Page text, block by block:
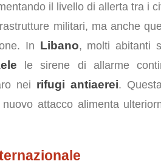
il livello di allerta tra i
militari, ma anche
In Libano, molti abitanti
le sirene di allarme
nei rifugi antiaerei.
attacco alimenta